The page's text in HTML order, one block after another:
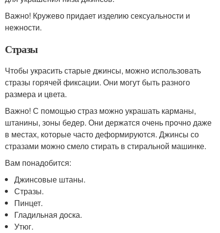
Важно! Кружево придает изделию сексуальности и
нежности.
Стразы
Чтобы украсить старые джинсы, можно использовать
стразы горячей фиксации. Они могут быть разного
размера и цвета.
Важно! С помощью страз можно украшать карманы,
штанины, зоны бедер. Они держатся очень прочно даже
в местах, которые часто деформируются. Джинсы со
стразами можно смело стирать в стиральной машинке.
Вам понадобится:
Джинсовые штаны.
Стразы.
Пинцет.
Гладильная доска.
Утюг.